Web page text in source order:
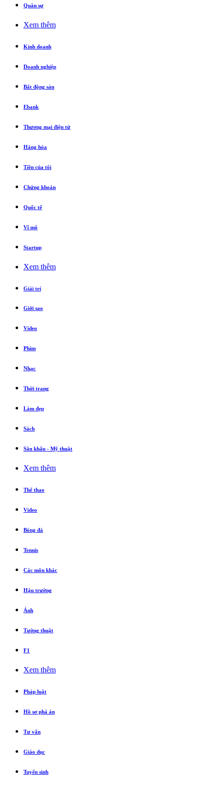
Quân sự
Xem thêm
Kinh doanh
Doanh nghiệp
Bất động sản
Ebank
Thương mại điện tử
Hàng hóa
Tiền của tôi
Chứng khoán
Quốc tế
Vĩ mô
Startup
Xem thêm
Giải trí
Giới sao
Video
Phim
Nhạc
Thời trang
Làm đẹp
Sách
Sân khấu - Mỹ thuật
Xem thêm
Thể thao
Video
Bóng đá
Tennis
Các môn khác
Hậu trường
Ảnh
Tường thuật
F1
Xem thêm
Pháp luật
Hồ sơ phá án
Tư vấn
Giáo dục
Tuyển sinh